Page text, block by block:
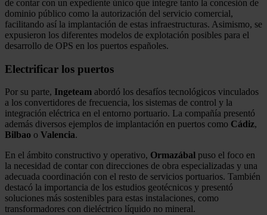
de contar con un expediente único que integre tanto la concesión de
dominio público como la autorización del servicio comercial,
facilitando así la implantación de estas infraestructuras. Asimismo, se
expusieron los diferentes modelos de explotación posibles para el
desarrollo de OPS en los puertos españoles.
Electrificar los puertos
Por su parte, Ingeteam abordó los desafíos tecnológicos vinculados
a los convertidores de frecuencia, los sistemas de control y la
integración eléctrica en el entorno portuario. La compañía presentó
además diversos ejemplos de implantación en puertos como Cádiz,
Bilbao o Valencia.
En el ámbito constructivo y operativo, Ormazábal puso el foco en
la necesidad de contar con direcciones de obra especializadas y una
adecuada coordinación con el resto de servicios portuarios. También
destacó la importancia de los estudios geotécnicos y presentó
soluciones más sostenibles para estas instalaciones, como
transformadores con dieléctrico líquido no mineral.